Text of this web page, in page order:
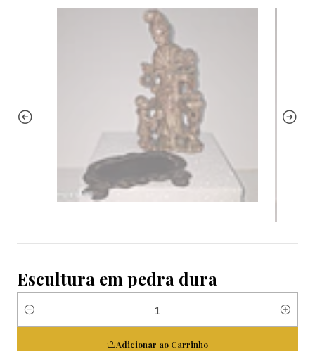
|
Escultura em pedra dura
Quantidade
Adicionar ao Carrinho